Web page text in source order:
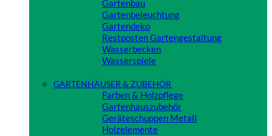
Gartenbau
Gartenbeleuchtung
Gartendeko
Restposten Gartengestaltung
Wasserbecken
Wasserspiele
GARTENHÄUSER & ZUBEHÖR
Farben & Holzpflege
Gartenhauszubehör
Geräteschuppen Metall
Holzelemente